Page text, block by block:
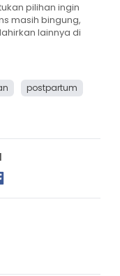
pilihan ingin
masih bingung,
lainnya di
postpartum